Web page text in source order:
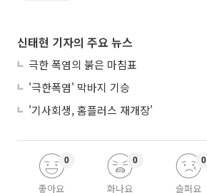
신태현 기자의 주요 뉴스
극한 폭염의 붉은 마침표
'극한폭염' 막바지 기승
'기사회생, 홈플러스 재개장'
좋아요
0
화나요
0
슬퍼요
0